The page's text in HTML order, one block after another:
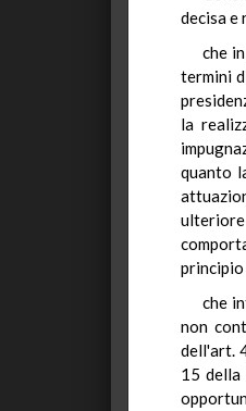
decisa e
che
termini
la
quanto
principio
che
non
dell'art.
15 della